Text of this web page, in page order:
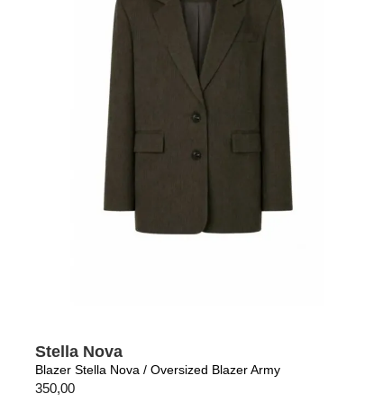
Stella Nova
Blazer Stella Nova / Oversized Blazer Army
350,00